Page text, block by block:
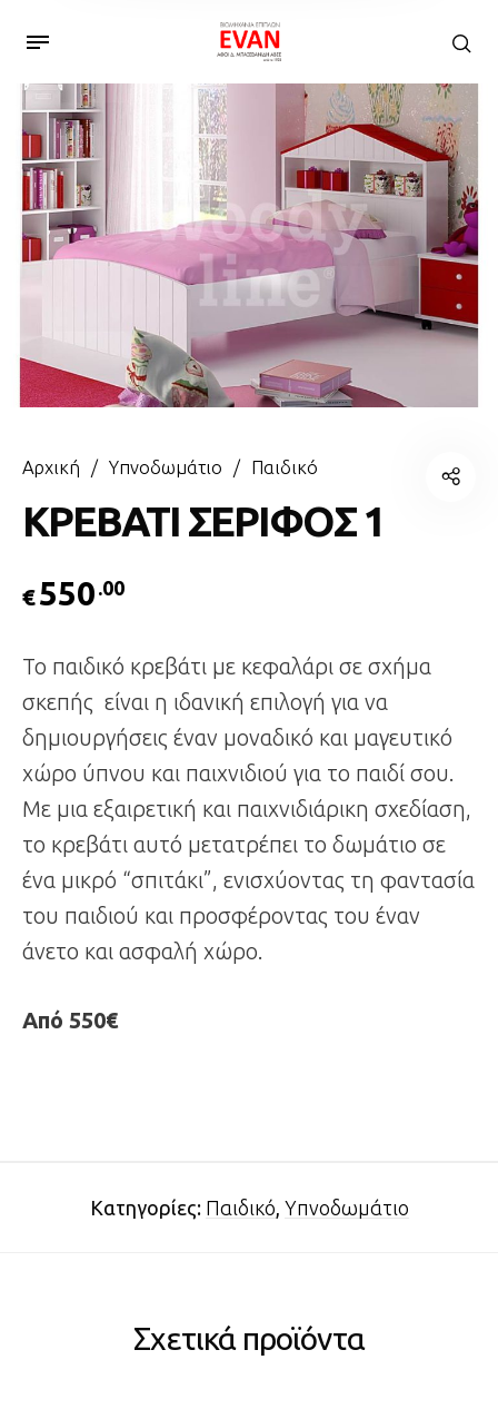
Αρχική / Υπνοδωμάτιο / Παιδικό
ΚΡΕΒΑΤΙ ΣΕΡΙΦΟΣ 1
€550 .00
Το παιδικό κρεβάτι με κεφαλάρι σε σχήμα
σκεπής είναι η ιδανική επιλογή για να
δημιουργήσεις έναν μοναδικό και μαγευτικό
χώρο ύπνου και παιχνιδιού για το παιδί σου.
Με μια εξαιρετική και παιχνιδιάρικη σχεδίαση,
το κρεβάτι αυτό μετατρέπει το δωμάτιο σε
ένα μικρό “σπιτάκι”, ενισχύοντας τη φαντασία
του παιδιού και προσφέροντας του έναν
άνετο και ασφαλή χώρο.
Από 550€
Κατηγορίες: Παιδικό, Υπνοδωμάτιο
Σχετικά προϊόντα